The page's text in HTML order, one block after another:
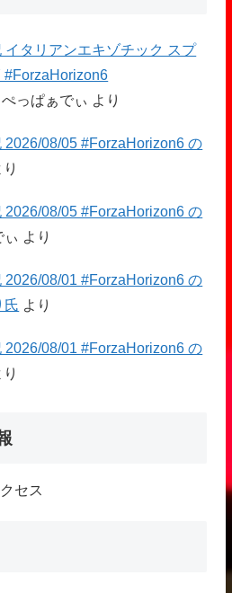
イタリアンエキゾチック スプ
#ForzaHorizon6
ぺっぱぁでぃ より
2026/08/05 #ForzaHorizon6 の
り
2026/08/05 #ForzaHorizon6 の
ぃ より
2026/08/01 #ForzaHorizon6 の
氏 より
2026/08/01 #ForzaHorizon6 の
り
セス